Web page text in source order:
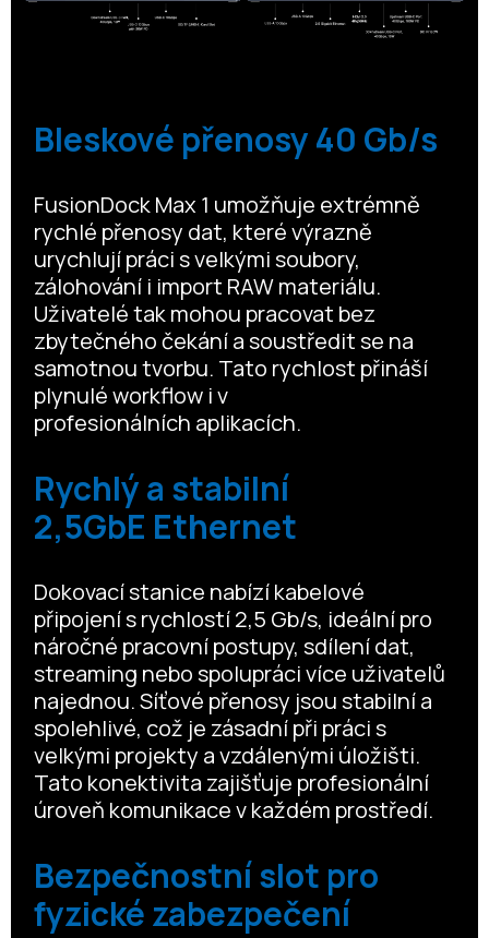
Bleskové přenosy 40 Gb/s
FusionDock Max 1 umožňuje extrémně
rychlé přenosy dat, které výrazně
urychlují práci s velkými soubory,
zálohování i import RAW materiálu.
Uživatelé tak mohou pracovat bez
zbytečného čekání a soustředit se na
samotnou tvorbu. Tato rychlost přináší
plynulé workflow i v
profesionálních aplikacích.
Rychlý a stabilní
2,5GbE Ethernet
Dokovací stanice nabízí kabelové
připojení s rychlostí 2,5 Gb/s, ideální pro
náročné pracovní postupy, sdílení dat,
streaming nebo spolupráci více uživatelů
najednou. Síťové přenosy jsou stabilní a
spolehlivé, což je zásadní při práci s
velkými projekty a vzdálenými úložišti.
Tato konektivita zajišťuje profesionální
úroveň komunikace v každém prostředí.
Bezpečnostní slot pro
fyzické zabezpečení